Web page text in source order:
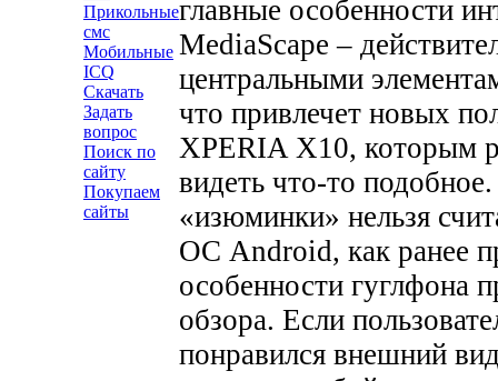
Прикольные
смс
Мобильные
ICQ
Скачать
Задать
вопрос
Поиск по
сайту
Покупаем
сайты
главные особенности
MediaScape –
центральными
что привлечет новых
XPERIA X10, которым
видеть что-то
«изюминки» нельзя
ОС Android, как ранее
особенности гуглфона
обзора. Если
понравился внешний